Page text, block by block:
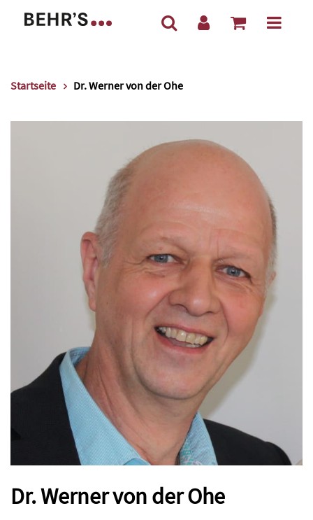
Startseite Dr. Werner von der Ohe
Dr. Werner von der Ohe